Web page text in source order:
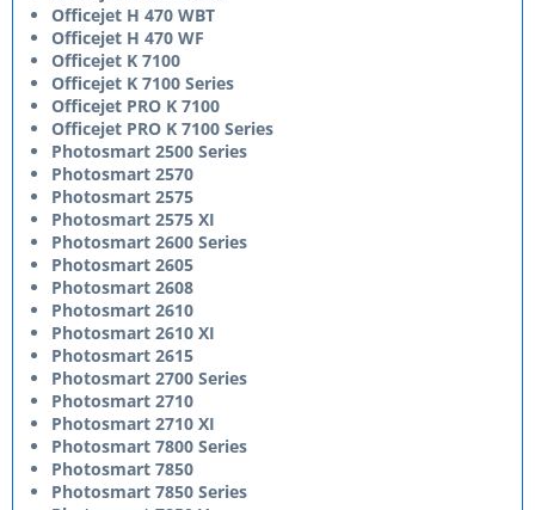
Officejet H 470 WBT
Officejet H 470 WF
Officejet K 7100
Officejet K 7100 Series
Officejet PRO K 7100
Officejet PRO K 7100 Series
Photosmart 2500 Series
Photosmart 2570
Photosmart 2575
Photosmart 2575 XI
Photosmart 2600 Series
Photosmart 2605
Photosmart 2608
Photosmart 2610
Photosmart 2610 XI
Photosmart 2615
Photosmart 2700 Series
Photosmart 2710
Photosmart 2710 XI
Photosmart 7800 Series
Photosmart 7850
Photosmart 7850 Series